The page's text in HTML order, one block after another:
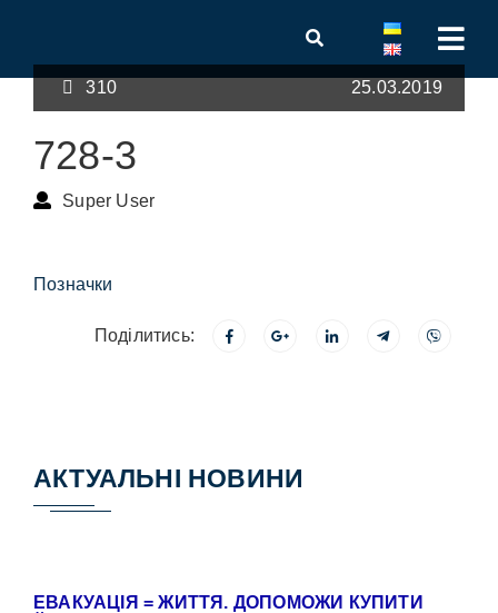
310 25.03.2019
728-3
Super User
Позначки
Поділитись:
АКТУАЛЬНІ НОВИНИ
ЕВАКУАЦІЯ = ЖИТТЯ. ДОПОМОЖИ КУПИТИ